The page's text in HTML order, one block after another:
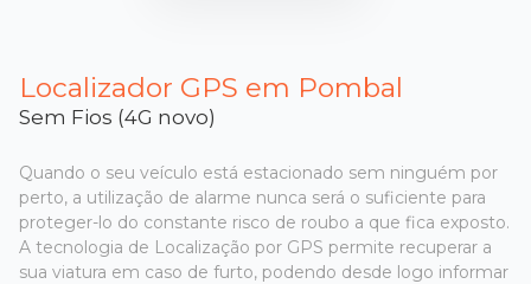
Localizador GPS em Pombal
Sem Fios (4G novo)
Quando o seu veículo está estacionado sem ninguém por
perto, a utilização de alarme nunca será o suficiente para
proteger-lo do constante risco de roubo a que fica exposto.
A tecnologia de Localização por GPS permite recuperar a
sua viatura em caso de furto, podendo desde logo informar